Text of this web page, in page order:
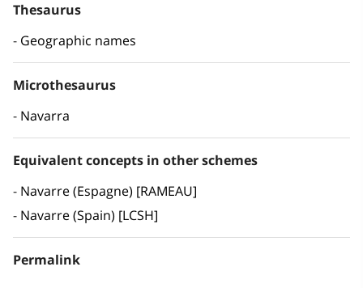
Thesaurus
Geographic names
Microthesaurus
Navarra
Equivalent concepts in other schemes
Navarre (Espagne) [RAMEAU]
Navarre (Spain) [LCSH]
Permalink